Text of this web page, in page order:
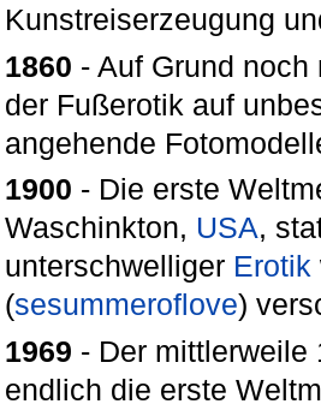
Kunstreiserzeugung
1860 - Auf Grund
der Fußerotik auf
angehende
1900 - Die erste
Waschinkton, USA,
unterschwelliger Erotik
(sesummeroflove)
1969 - Der mittlerweile
endlich die erste